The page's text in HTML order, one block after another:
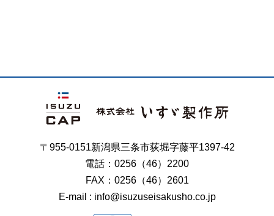
〒955-0151新潟県三条市荻堀字藤平1397-42
電話：0256（46）2200
FAX：0256（46）2601
E-mail : info@isuzuseisakusho.co.jp